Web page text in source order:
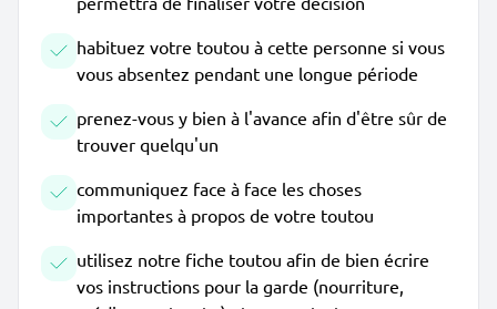
habituez votre toutou à cette personne si vous
vous absentez pendant une longue période
prenez-vous y bien à l'avance afin d'être sûr de
trouver quelqu'un
communiquez face à face les choses
importantes à propos de votre toutou
utilisez notre fiche toutou afin de bien écrire
vos instructions pour la garde (nourriture,